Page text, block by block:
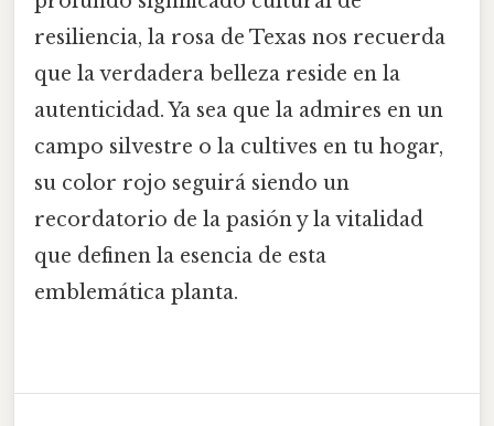
resiliencia, la rosa de Texas nos recuerda
que la verdadera belleza reside en la
autenticidad. Ya sea que la admires en un
campo silvestre o la cultives en tu hogar,
su color rojo seguirá siendo un
recordatorio de la pasión y la vitalidad
que definen la esencia de esta
emblemática planta.